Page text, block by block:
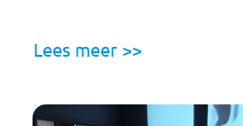
Lees meer >>